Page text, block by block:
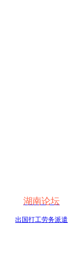
湖南论坛
出国打工劳务派遣